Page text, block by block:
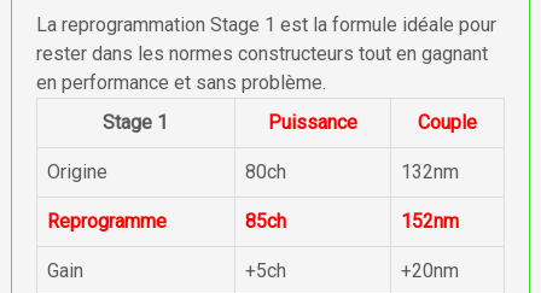
La reprogrammation Stage 1 est la formule idéale pour
rester dans les normes constructeurs tout en gagnant
en performance et sans problème.
Stage 1
Puissance Couple
Origine 80ch 132nm
Reprogramme 85ch 152nm
Gain +5ch +20nm